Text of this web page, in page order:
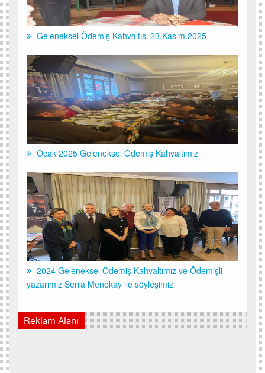
Geleneksel Ödemiş Kahvaltısı 23.Kasım.2025
Ocak 2025 Geleneksel Ödemiş Kahvaltımız
2024 Geleneksel Ödemiş Kahvaltımız ve Ödemişli
yazarımız Serra Menekay ile söyleşimiz
Reklam Alanı